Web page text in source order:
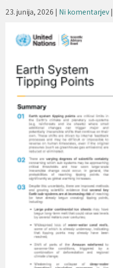
23. junija, 2026 | Ni komentarjev|